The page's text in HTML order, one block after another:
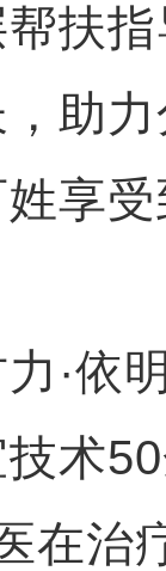
扶
助
享
依明
术
在治